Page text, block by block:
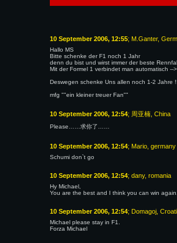
10 September 2006, 12:55; M.Ganter,
Hallo MS
Bitte schenke der F1 noch 1 Jahr
denn du bist und wirst immer der beste
Mit der Formel 1 verbindet man automatisch --
Deswegen schenke Uns allen noch 1-2 Jahre
mfg ""ein kleiner treuer Fan""
10 September 2006, 12:54; 周亚楠, China
Please……求你了……
10 September 2006, 12:54; Mario, germany
Schumi don`t go
10 September 2006, 12:54; dany, romania
Hy Michael,
You are the best and I think you can win
10 September 2006, 12:54; Domagoj,
Michael please stay in F1.
Forza Michael